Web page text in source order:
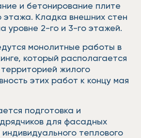
и бетонирование плите
этажа. Кладка внешних стен
уровне 2-го и 3-го этажей.
монолитные работы в
который располагается
жилого
этих работ к концу мая
подготовка и
для фасадных
теплового